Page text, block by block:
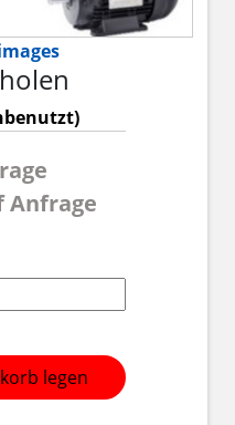
Anfrage
legen